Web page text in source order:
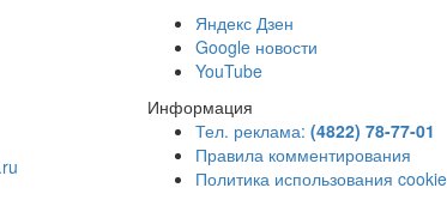
Яндекс Дзен
Google новости
YouTube
Информация
Тел. реклама: (4822) 78-77-01
Правила комментирования
Политика использования